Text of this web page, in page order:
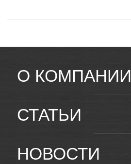
О КОМПАНИИ
СТАТЬИ
НОВОСТИ